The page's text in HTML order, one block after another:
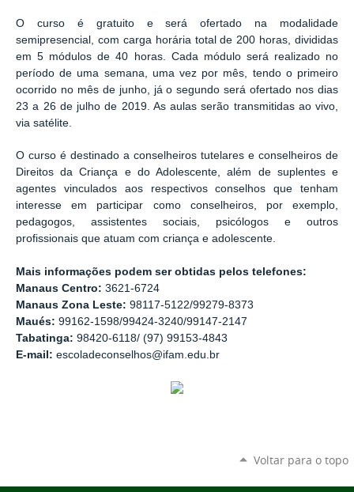
O curso é gratuito e será ofertado na modalidade
semipresencial, com carga horária total de 200 horas, divididas
em 5 módulos de 40 horas. Cada módulo será realizado no
período de uma semana, uma vez por mês, tendo o primeiro
ocorrido no mês de junho, já o segundo será ofertado nos dias
23 a 26 de julho de 2019. As aulas serão transmitidas ao vivo,
via satélite.
O curso é destinado a conselheiros tutelares e conselheiros de
Direitos da Criança e do Adolescente, além de suplentes e
agentes vinculados aos respectivos conselhos que tenham
interesse em participar como conselheiros, por exemplo,
pedagogos, assistentes sociais, psicólogos e outros
profissionais que atuam com criança e adolescente.
Mais informações podem ser obtidas pelos telefones:
Manaus Centro: 3621-6724
Manaus Zona Leste: 98117-5122/99279-8373
Maués: 99162-1598/99424-3240/99147-2147
Tabatinga: 98420-6118/ (97) 99153-4843
E-mail: escoladeconselhos@ifam.edu.br
Voltar para o topo